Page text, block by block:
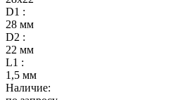
D1 :
28 мм
D2 :
22 мм
L1 :
1,5 мм
Наличие: